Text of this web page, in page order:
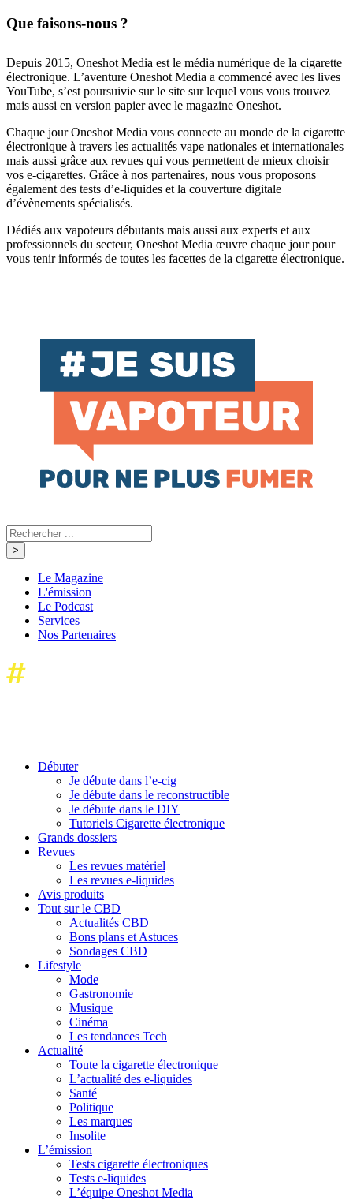
Que faisons-nous ?
Depuis 2015, Oneshot Media est le média numérique de la cigarette
électronique. L’aventure Oneshot Media a commencé avec les lives
YouTube, s’est poursuivie sur le site sur lequel vous vous trouvez
mais aussi en version papier avec le magazine Oneshot.
Chaque jour Oneshot Media vous connecte au monde de la cigarette
électronique à travers les actualités vape nationales et internationales
mais aussi grâce aux revues qui vous permettent de mieux choisir
vos e-cigarettes. Grâce à nos partenaires, nous vous proposons
également des tests d’e-liquides et la couverture digitale
d’évènements spécialisés.
Dédiés aux vapoteurs débutants mais aussi aux experts et aux
professionnels du secteur, Oneshot Media œuvre chaque jour pour
vous tenir informés de toutes les facettes de la cigarette électronique.
Le Magazine
L'émission
Le Podcast
Services
Nos Partenaires
Débuter
Je débute dans l’e-cig
Je débute dans le reconstructible
Je débute dans le DIY
Tutoriels Cigarette électronique
Grands dossiers
Revues
Les revues matériel
Les revues e-liquides
Avis produits
Tout sur le CBD
Actualités CBD
Bons plans et Astuces
Sondages CBD
Lifestyle
Mode
Gastronomie
Musique
Cinéma
Les tendances Tech
Actualité
Toute la cigarette électronique
L’actualité des e-liquides
Santé
Politique
Les marques
Insolite
L’émission
Tests cigarette électroniques
Tests e-liquides
L’équipe Oneshot Media